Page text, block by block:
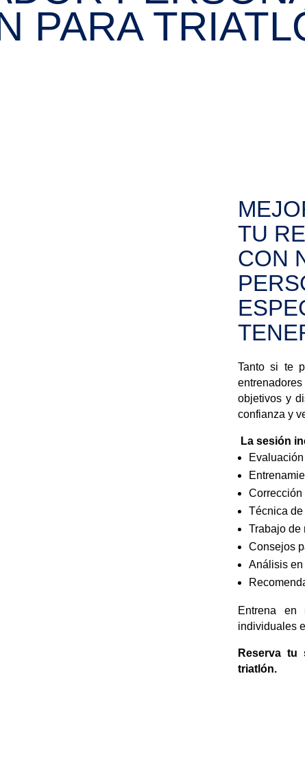
PARA
TU
CON
Tanto si te
objetivos y
confianza y
La sesión
Corrección
Técnica
Trabajo de
Consejos
Análisis en
Entrena en
individuales
Reserva tu
triatlón.